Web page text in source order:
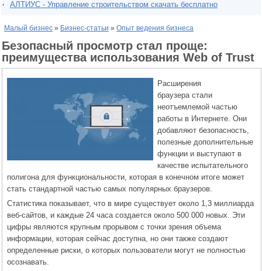
АЛТИУС - Управление строительством скачать бесплатно
Малый бизнес » Бизнес-статьи » Опыт ведения бизнеса
Безопасный просмотр стал проще:
преимущества использования Web of Trust
Расширения
браузера стали
неотъемлемой частью
работы в Интернете. Они
добавляют безопасность,
полезные дополнительные
функции и выступают в
качестве испытательного
полигона для функциональности, которая в конечном итоге может
стать стандартной частью самых популярных браузеров.
Статистика показывает, что в мире существует около 1,3 миллиарда
веб-сайтов, и каждые 24 часа создается около 500 000 новых. Эти
цифры являются крупным прорывом с точки зрения объема
информации, которая сейчас доступна, но они также создают
определенные риски, о которых пользователи могут не полностью
осознавать.